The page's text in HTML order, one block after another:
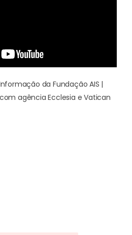
da Fundação AIS |
agência Ecclesia e Vatican